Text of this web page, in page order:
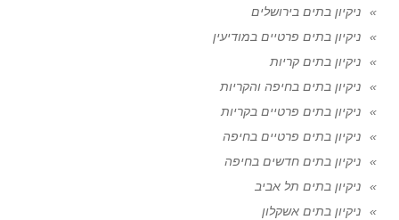
ניקיון בתים בירושלים
ניקיון בתים פרטיים במודיעין
ניקיון בתים קריות
ניקיון בתים בחיפה והקריות
ניקיון בתים פרטיים בקריות
ניקיון בתים פרטיים בחיפה
ניקיון בתים חדשים בחיפה
ניקיון בתים תל אביב
ניקיון בתים אשקלון